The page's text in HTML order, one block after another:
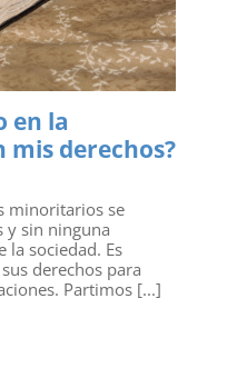
en la
mis derechos?
minoritarios se
y sin ninguna
la sociedad. Es
derechos para
Partimos [...]